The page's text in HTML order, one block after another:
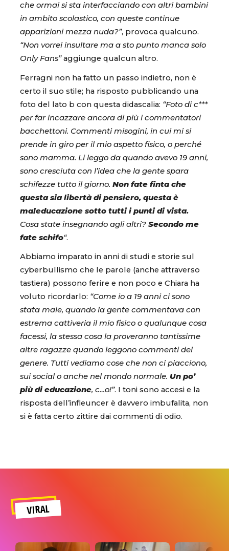
che ormai si sta interfacciando con altri bambini
in ambito scolastico, con queste continue
apparizioni mezza nuda?”, provoca qualcuno.
“Non vorrei insultare ma a sto punto manca solo
Only Fans”aggiunge qualcun altro.
Ferragni non ha fatto un passo indietro, non è
certo il suo stile; ha risposto pubblicando una
foto del lato b con questa didascalia: “Foto di c***
per far incazzare ancora di più i commentatori
bacchettoni. Commenti misogini, in cui mi si
prende in giro per il mio aspetto fisico, o perché
sono mamma. Li leggo da quando avevo 19 anni,
sono cresciuta con l’idea che la gente spara
schifezze tutto il giorno. Non fate finta che
questa sia libertà di pensiero, questa è
maleducazione sotto tutti i punti di vista.
Cosa state insegnando agli altri? Secondo me
fate schifo“.
Abbiamo imparato in anni di studi e storie sul
cyberbullismo che le parole (anche attraverso
tastiera) possono ferire e non poco e Chiara ha
voluto ricordarlo: “Come io a 19 anni ci sono
stata male, quando la gente commentava con
estrema cattiveria il mio fisico o qualunque cosa
facessi, la stessa cosa la proveranno tantissime
altre ragazze quando leggono commenti del
genere. Tutti vediamo cose che non ci piacciono,
sui social o anche nel mondo normale. Un po’
più di educazione, c…o!”. I toni sono accesi e la
risposta dell’infleuncer è davvero imbufalita, non
si è fatta certo zittire dai commenti di odio.
VIRAL